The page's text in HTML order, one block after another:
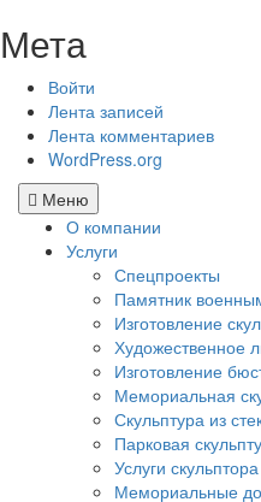
Мета
Войти
Лента записей
Лента комментариев
WordPress.org
Меню
О компании
Услуги
Спецпроекты
Памятник
Изготовление
Художественное
Изготовление
Мемориальная
Скульптура из
Парковая
Услуги скульптора
Мемориальные